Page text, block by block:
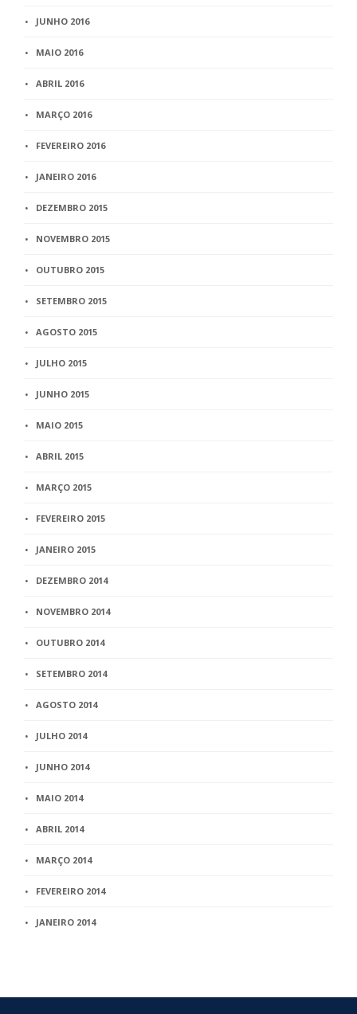
JUNHO 2016
MAIO 2016
ABRIL 2016
MARÇO 2016
FEVEREIRO 2016
JANEIRO 2016
DEZEMBRO 2015
NOVEMBRO 2015
OUTUBRO 2015
SETEMBRO 2015
AGOSTO 2015
JULHO 2015
JUNHO 2015
MAIO 2015
ABRIL 2015
MARÇO 2015
FEVEREIRO 2015
JANEIRO 2015
DEZEMBRO 2014
NOVEMBRO 2014
OUTUBRO 2014
SETEMBRO 2014
AGOSTO 2014
JULHO 2014
JUNHO 2014
MAIO 2014
ABRIL 2014
MARÇO 2014
FEVEREIRO 2014
JANEIRO 2014